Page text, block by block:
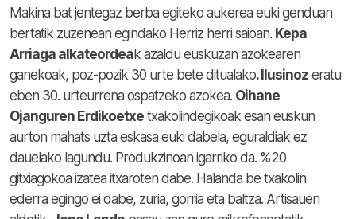
Makina bat jentegaz berba egiteko aukerea euki genduan
bertatik zuzenean egindako Herriz herri saioan. Kepa
Arriaga alkateordeak azaldu euskuzan azokearen
ganekoak, poz-pozik 30 urte bete ditualako. Ilusinoz eratu
eben 30. urteurrena ospatzeko azokea. Oihane
Ojanguren Erdikoetxe txakolindegikoak esan euskun
aurton mahats uzta eskasa euki dabela, eguraldiak ez
dauelako lagundu. Produkzinoan igarriko da. %20
gitxiagokoa izatea itxaroten dabe. Halanda be txakolin
ederra egingo ei dabe, zuria, gorria eta baltza. Artisauen